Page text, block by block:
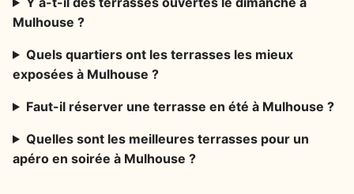
Mulhouse ?
Quels quartiers ont les terrasses les mieux
exposées à Mulhouse ?
Faut-il réserver une terrasse en été à Mulhouse ?
Quelles sont les meilleures terrasses pour un
apéro en soirée à Mulhouse ?